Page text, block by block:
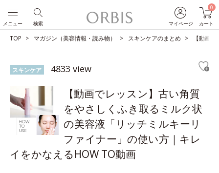
マイページ
0
カート
検索
メニュー
TOP マガジン（美容情報・読み物） スキンケアのまとめ 【動画
スキンケア 4833 view
【動画でレッスン】古い角質
をやさしくふき取るミルク状
の美容液「リッチミルキーリ
ファイナー」の使い方｜キレ
イをかなえるHOW TO動画